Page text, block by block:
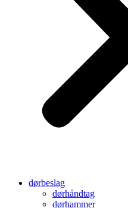
dørbeslag
dørhåndtag
dørhammer